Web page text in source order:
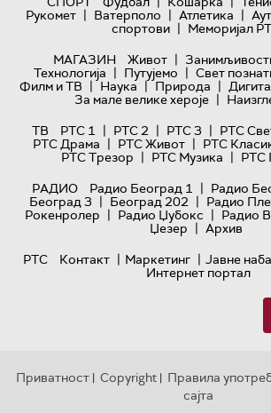
Рукомет | Ватерполо | Атлетика |
спортови | Меморијал
МАГАЗИН
Живот |
Технологијa | Путујемо | Свет
Филм и ТВ | Наука | Природа |
За мале велике хероје |
ТВ
РТС 1 | РТС 2 | РТС 3 | РТС
РТС Драма | РТС Живот | РТС
РТС Трезор | РТС Музика | РТС
РАДИО
Радио Београд 1 | Радио
Београд 3 | Београд 202 | Радио
Рокенролер | Радио Џубокс | Радио
Џезер | Архив
РТС
Контакт | Маркетинг | Јавне
Интернет портал
Приватност | Copyright | Правила
сајта